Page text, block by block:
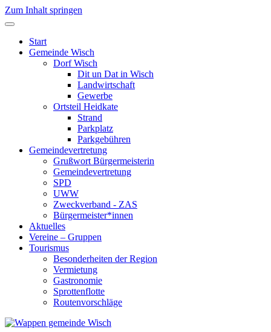
Zum Inhalt springen
Start
Gemeinde Wisch
Dorf Wisch
Dit un Dat in Wisch
Landwirtschaft
Gewerbe
Ortsteil Heidkate
Strand
Parkplatz
Parkgebühren
Gemeindevertretung
Grußwort Bürgermeisterin
Gemeindevertretung
SPD
UWW
Zweckverband - ZAS
Bürgermeister*innen
Aktuelles
Vereine – Gruppen
Tourismus
Besonderheiten der Region
Vermietung
Gastronomie
Sprottenflotte
Routenvorschläge